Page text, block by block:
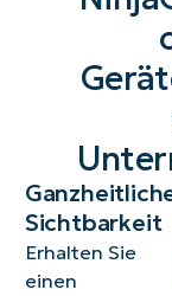
Sichtbarkeit
Erhalten Sie
einen